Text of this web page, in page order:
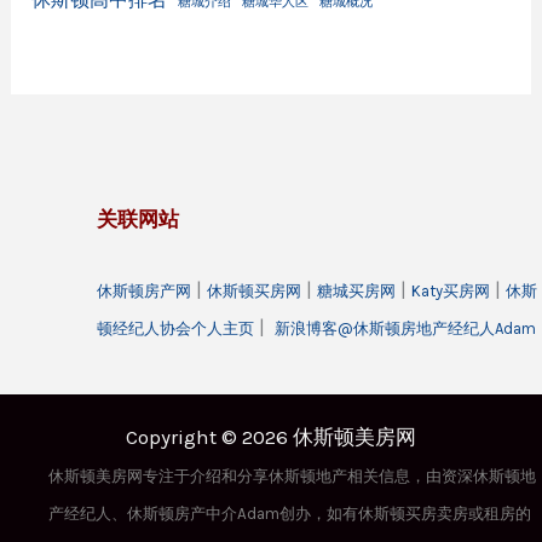
关联网站
休斯顿房产网 | 休斯顿买房网 | 糖城买房网 | Katy买房网 | 休斯
顿经纪人协会个人主页 | 新浪博客@休斯顿房地产经纪人Adam
Copyright © 2026 休斯顿美房网
休斯顿美房网专注于介绍和分享休斯顿地产相关信息，由资深休斯顿地
产经纪人、休斯顿房产中介Adam创办，如有休斯顿买房卖房或租房的